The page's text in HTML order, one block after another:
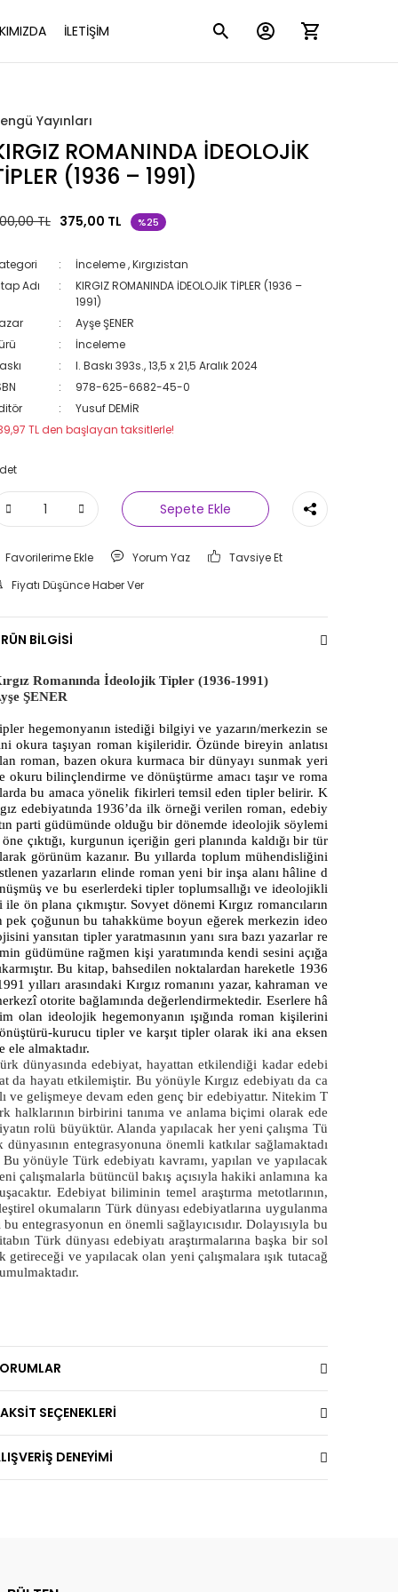
İLETİŞİM
Yayınları
ROMANINDA İDEOLOJİK
(1936 – 1991)
TL 375,00 TL %25
İnceleme ,Kırgızistan
Adı
KIRGIZ ROMANINDA İDEOLOJİK TİPLER (1936 –
1991)
Ayşe ŞENER
İnceleme
I. Baskı 393s., 13,5 x 21,5 Aralık 2024
978-625-6682-45-0
Yusuf DEMİR
TL den başlayan taksitlerle!
Sepete Ekle
Yorum Yaz
Tavsiye Et
Fiyatı Düşünce Haber Ver
BİLGİSİ
Romanında İdeolojik Tipler (1936-1991)
ŞENER
hegemonyanın istediği bilgiyi ve yazarın/merkezin se
okura taşıyan roman kişileridir. Özünde bireyin anlatısı
roman, bazen okura kurmaca bir dünyayı sunmak yeri
okuru bilinçlendirme ve dönüştürme amacı taşır ve roma
bu amaca yönelik fikirleri temsil eden tipler belirir. K
edebiyatında 1936’da ilk örneği verilen roman, edebiy
parti güdümünde olduğu bir dönemde ideolojik söylemi
öne çıktığı, kurgunun içeriğin geri planında kaldığı bir tür
görünüm kazanır. Bu yıllarda toplum mühendisliğini
yazarların elinde roman yeni bir inşa alanı hâline d
ve bu eserlerdeki tipler toplumsallığı ve ideolojikli
ile ön plana çıkmıştır. Sovyet dönemi Kırgız romancıların
pek çoğunun bu tahakküme boyun eğerek merkezin ideo
yansıtan tipler yaratmasının yanı sıra bazı yazarlar re
güdümüne rağmen kişi yaratımında kendi sesini açığa
Bu kitap, bahsedilen noktalardan hareketle 1936
yılları arasındaki Kırgız romanını yazar, kahraman ve
otorite bağlamında değerlendirmektedir. Eserlere hâ
olan ideolojik hegemonyanın ışığında roman kişilerini
kurucu tipler ve karşıt tipler olarak iki ana eksen
ele almaktadır.
dünyasında edebiyat, hayattan etkilendiği kadar edebi
da hayatı etkilemiştir. Bu yönüyle Kırgız edebiyatı da ca
ve gelişmeye devam eden genç bir edebiyattır. Nitekim T
halklarının birbirini tanıma ve anlama biçimi olarak ede
rolü büyüktür. Alanda yapılacak her yeni çalışma Tü
dünyasının entegrasyonuna önemli katkılar sağlamaktadı
Bu yönüyle Türk edebiyatı kavramı, yapılan ve yapılacak
çalışmalarla bütüncül bakış açısıyla hakiki anlamına ka
Edebiyat biliminin temel araştırma metotlarının,
okumaların Türk dünyası edebiyatlarına uygulanma
bu entegrasyonun en önemli sağlayıcısıdır. Dolayısıyla bu
Türk dünyası edebiyatı araştırmalarına başka bir sol
getireceği ve yapılacak olan yeni çalışmalara ışık tutacağ
SEÇENEKLERİ
DENEYİMİ